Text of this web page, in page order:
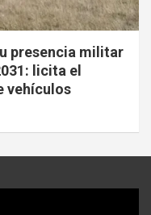
presencia militar
licita el
vehículos